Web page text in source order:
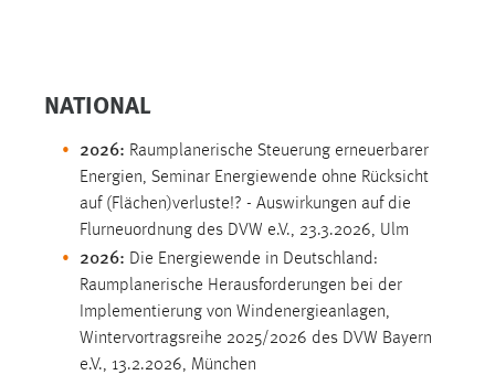
NATIONAL
2026: Raumplanerische Steuerung erneuerbarer
Energien, Seminar Energiewende ohne Rücksicht
auf (Flächen)verluste!? - Auswirkungen auf die
Flurneuordnung des DVW e.V., 23.3.2026, Ulm
2026: Die Energiewende in Deutschland:
Raumplanerische Herausforderungen bei der
Implementierung von Windenergieanlagen,
Wintervortragsreihe 2025/2026 des DVW Bayern
e.V., 13.2.2026, München
Max. 13 Monate
MARKETING
Marketing Cookies werden von Drittanbietern
verwendet, um personalisierte Werbung anzuzeigen.
Sie tun dies, indem sie Besucher über Websites
hinweg verfolgen.